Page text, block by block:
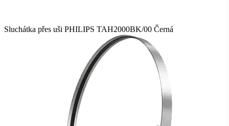
Sluchátka přes uši PHILIPS TAH2000BK/00 Černá